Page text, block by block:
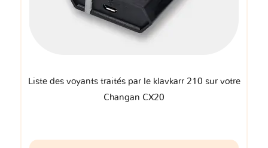
Liste des voyants traités par le klavkarr 210 sur votre
Changan CX20